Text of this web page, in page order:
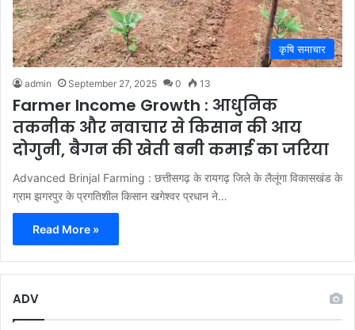
कृषि समाचार
admin September 27, 2025 0 13
Farmer Income Growth : आधुनिक
तकनीक और नवाचार से किसान की आय
दोगुनी, बैगन की खेती बनी कमाई का जरिया
Advanced Brinjal Farming : छत्तीसगढ़ के रायगढ़ जिले के लैलूंगा विकासखंड के
ग्राम झगरपुर के प्रगतिशील किसान खगेश्वर प्रधान ने…
Read More »
ADV